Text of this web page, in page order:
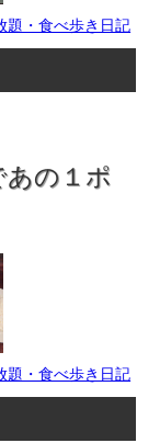
題・食べ歩き日記
あの１ポ
題・食べ歩き日記